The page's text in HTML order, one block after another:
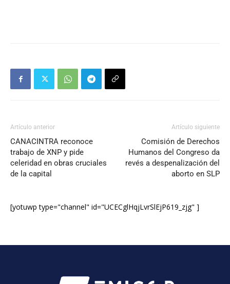
Artículo anterior
CANACINTRA reconoce
trabajo de XNP y pide
celeridad en obras cruciales
de la capital
Artículo siguiente
Comisión de Derechos
Humanos del Congreso da
revés a despenalización del
aborto en SLP
[yotuwp type="channel" id="UCECglHqjLvrSlEjP619_zjg" ]